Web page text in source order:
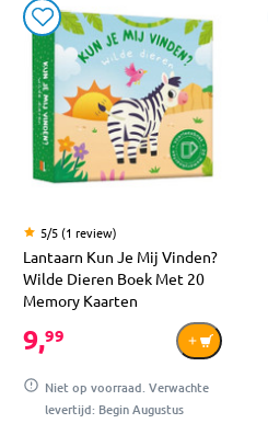
5/5 (1 review)
Lantaarn Kun Je Mij Vinden?
Wilde Dieren Boek Met 20
Memory Kaarten
9,99
Niet op voorraad. Verwachte
levertijd: Begin Augustus